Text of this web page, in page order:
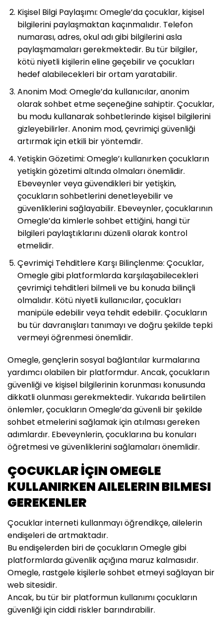
Kişisel Bilgi Paylaşımı: Omegle’da çocuklar, kişisel
bilgilerini paylaşmaktan kaçınmalıdır. Telefon
numarası, adres, okul adı gibi bilgilerini asla
paylaşmamaları gerekmektedir. Bu tür bilgiler,
kötü niyetli kişilerin eline geçebilir ve çocukları
hedef alabilecekleri bir ortam yaratabilir.
Anonim Mod: Omegle’da kullanıcılar, anonim
olarak sohbet etme seçeneğine sahiptir. Çocuklar,
bu modu kullanarak sohbetlerinde kişisel bilgilerini
gizleyebilirler. Anonim mod, çevrimiçi güvenliği
artırmak için etkili bir yöntemdir.
Yetişkin Gözetimi: Omegle’ı kullanırken çocukların
yetişkin gözetimi altında olmaları önemlidir.
Ebeveynler veya güvendikleri bir yetişkin,
çocukların sohbetlerini denetleyebilir ve
güvenliklerini sağlayabilir. Ebeveynler, çocuklarının
Omegle’da kimlerle sohbet ettiğini, hangi tür
bilgileri paylaştıklarını düzenli olarak kontrol
etmelidir.
Çevrimiçi Tehditlere Karşı Bilinçlenme: Çocuklar,
Omegle gibi platformlarda karşılaşabilecekleri
çevrimiçi tehditleri bilmeli ve bu konuda bilinçli
olmalıdır. Kötü niyetli kullanıcılar, çocukları
manipüle edebilir veya tehdit edebilir. Çocukların
bu tür davranışları tanımayı ve doğru şekilde tepki
vermeyi öğrenmesi önemlidir.
Omegle, gençlerin sosyal bağlantılar kurmalarına
yardımcı olabilen bir platformdur. Ancak, çocukların
güvenliği ve kişisel bilgilerinin korunması konusunda
dikkatli olunması gerekmektedir. Yukarıda belirtilen
önlemler, çocukların Omegle’da güvenli bir şekilde
sohbet etmelerini sağlamak için atılması gereken
adımlardır. Ebeveynlerin, çocuklarına bu konuları
öğretmesi ve güvenliklerini sağlamaları önemlidir.
ÇOCUKLAR İÇIN OMEGLE
KULLANIRKEN AILELERIN BILMESI
GEREKENLER
Çocuklar interneti kullanmayı öğrendikçe, ailelerin
endişeleri de artmaktadır.
Bu endişelerden biri de çocukların Omegle gibi
platformlarda güvenlik açığına maruz kalmasıdır.
Omegle, rastgele kişilerle sohbet etmeyi sağlayan bir
web sitesidir.
Ancak, bu tür bir platformun kullanımı çocukların
güvenliği için ciddi riskler barındırabilir.